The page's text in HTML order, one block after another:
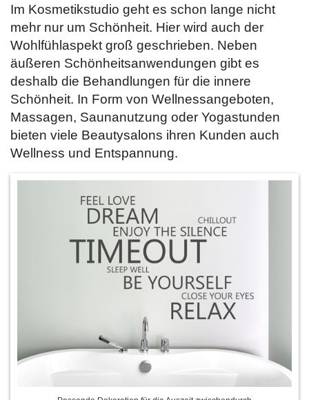
Im Kosmetikstudio geht es schon lange nicht
mehr nur um Schönheit. Hier wird auch der
Wohlfühlaspekt groß geschrieben. Neben
äußeren Schönheitsanwendungen gibt es
deshalb die Behandlungen für die innere
Schönheit. In Form von Wellnessangeboten,
Massagen, Saunanutzung oder Yogastunden
bieten viele Beautysalons ihren Kunden auch
Wellness und Entspannung.